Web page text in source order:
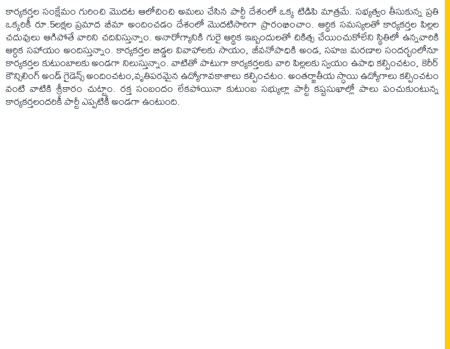
కార్యకర్తల సంక్షేమం గురించి మొదట ఆలోచించి అమలు చేసిన పార్టీ దేశంలో ఒక్క టిడిపి మాత్రమే. సభ్యత్వం తీసుకున్న ప్రతి
ఒక్కరికీ రూ.5లక్షల ప్రమాద బీమా అందించడం దేశంలో మొదటిసారిగా ప్రారంభించాం. ఆర్థిక సమస్యలతో కార్యకర్తల పిల్లల
చదువులు ఆగిపోతే వారిని చదివిస్తున్నాం. అనారోగ్యానికి గురై ఆర్థిక ఇబ్బందులతో చికిత్స చేయించుకోలేని స్థితిలో ఉన్నవారికి
ఆర్ధిక సహాయం అందిస్తున్నాం. కార్యకర్తల బిడ్డల వివాహాలకు సాయం, జీవనోపాధికి అండ, సహజ మరణాల సందర్భంలోనూ
కార్యకర్తల కుటుంబాలకు అండగా నిలుస్తున్నాం. వాటితో పాటుగా కార్యకర్తలకు వారి పిల్లలకు స్వయం ఉపాధి కల్పించటం, కెరీర్
కౌన్సిలింగ్ అండ్ గైడెన్స్ అందించటం,వృతిపరమైన ఉద్యోగావకాశాలు కల్పించటం. అంతర్జాతీయ స్ధాయి ఉద్యోగాలు కల్పించటం
వంటి వాటికి శ్రీకారం చుట్టాం. రక్త సంబందం లేకపోయినా కుటుంబ సభ్యుల్లా పార్టీ కష్టసుఖాల్లో పాలు పంచుకుంటున్న
కార్యకర్తలందరికీ పార్టీ ఎప్పటికీ అండగా ఉంటుంది.